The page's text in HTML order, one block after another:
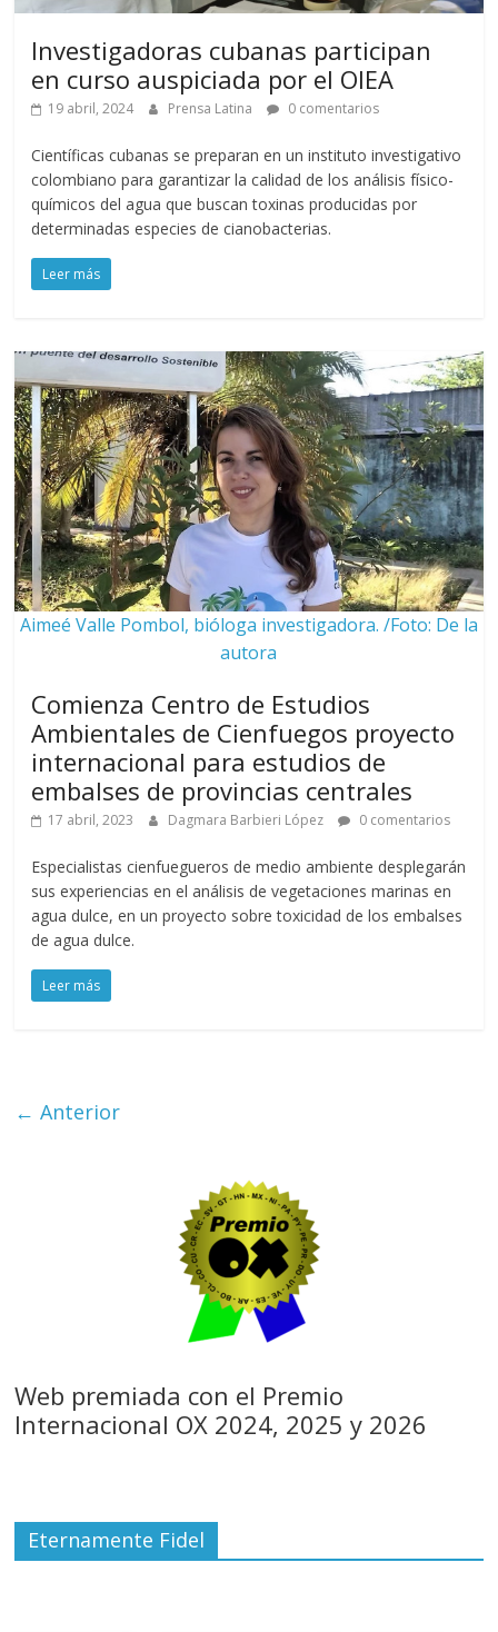
Investigadoras cubanas participan
en curso auspiciada por el OIEA
19 abril, 2024 Prensa Latina 0 comentarios
Científicas cubanas se preparan en un instituto investigativo
colombiano para garantizar la calidad de los análisis físico-
químicos del agua que buscan toxinas producidas por
determinadas especies de cianobacterias.
Leer más
Aimeé Valle Pombol, bióloga investigadora. /Foto: De la
autora
Comienza Centro de Estudios
Ambientales de Cienfuegos proyecto
internacional para estudios de
embalses de provincias centrales
17 abril, 2023 Dagmara Barbieri López 0 comentarios
Especialistas cienfuegueros de medio ambiente desplegarán
sus experiencias en el análisis de vegetaciones marinas en
agua dulce, en un proyecto sobre toxicidad de los embalses
de agua dulce.
Leer más
← Anterior
Web premiada con el Premio
Internacional OX 2024, 2025 y 2026
Eternamente Fidel